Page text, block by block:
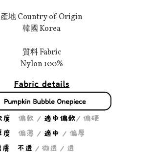
產地 Country of Origin
韓國 Korea
質料 Fabric
Nylon 100%